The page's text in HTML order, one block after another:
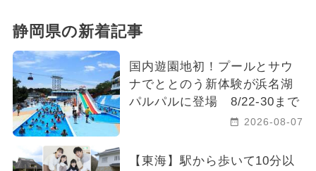
静岡県の新着記事
国内遊園地初！プールとサウ
ナでととのう新体験が浜名湖
パルパルに登場 8/22-30まで
2026-08-07
【東海】駅から歩いて10分以